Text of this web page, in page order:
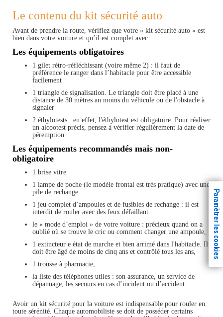
Le contenu du kit sécurité auto
Avant de prendre la route, vérifiez que votre « kit sécurité auto » est
bien dans votre voiture et qu’il est complet avec :
Les équipements obligatoires
1 gilet rétro-réfléchissant (voire même 2) : il faut de
préférence le ranger dans l’habitacle pour être accessible
facilement
1 triangle de signalisation. Le triangle doit être placé à une
distance de 30 mètres au moins du véhicule ou de l'obstacle à
signaler
2 éthylotests : en effet, l'éthylotest est obligatoire. Pour réaliser
un alcootest précis, pensez à vérifier régulièrement la date de
péremption
Les équipements recommandés mais non-
obligatoire
1 brise vitre
1 lampe de poche (le modèle frontal est très pratique) avec une
pile de rechange
1 jeu complet d’ampoules et de fusibles de rechange : il est
interdit de rouler avec des feux défaillant
le « mode d’emploi » de votre voiture : précieux quand on a
oublié où se trouve le cric ou comment changer une ampoule,
1 extincteur e état de marche et bien arrimé dans l'habitacle. Il
doit être âgé de moins de cinq ans et contrôlé tous les ans,
1 trousse à pharmacie,
la liste des téléphones utiles : son assurance, un service de
dépannage, les secours en cas d’incident ou d’accident.
Avoir un kit sécurité pour la voiture est indispensable pour rouler en
toute sérénité. Chaque automobiliste se doit de posséder certains
Paramètrer les cookies